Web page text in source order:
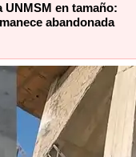
en tamaño:
abandonada